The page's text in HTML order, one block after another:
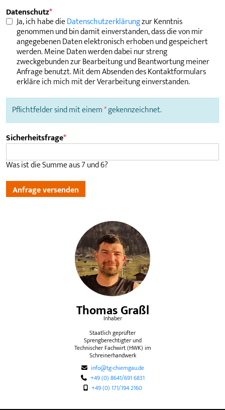
Pflichtfeld
Datenschutz*
Ja, ich habe dieDatenschutzerklärungzur Kenntnis
genommen und bin damit einverstanden, dass die von mir
angegebenen Daten elektronisch erhoben und gespeichert
werden. Meine Daten werden dabei nur streng
zweckgebunden zur Bearbeitung und Beantwortung meiner
Anfrage benutzt. Mit dem Absenden des Kontaktformulars
erkläre ich mich mit der Verarbeitung einverstanden.
Pflichtfelder sind mit einem*gekennzeichnet.
Pflichtfeld
Sicherheitsfrage*
Was ist die Summe aus 7 und 6?
Anfrage versenden
Thomas Graßl
Inhaber
Staatlich geprüfter
Sprengberechtigter und
Technischer Fachwirt (HWK) im
Schreinerhandwerk
info@tg-chiemgau.de
+49 (0) 8641/691 6831
+49 (0) 171/194 2160